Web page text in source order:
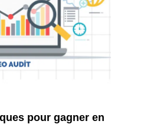
pour gagner en